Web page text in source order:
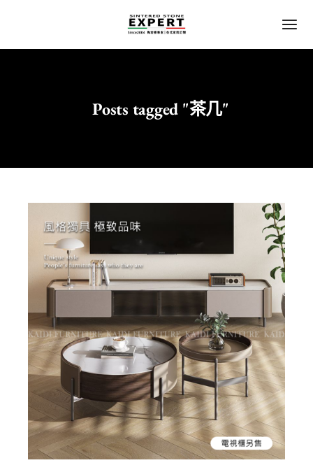
Posts tagged "茶几"